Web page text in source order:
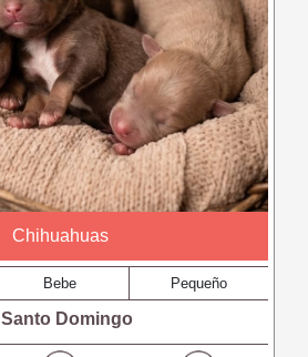
Chihuahuas
Bebe Pequeño
Santo Domingo